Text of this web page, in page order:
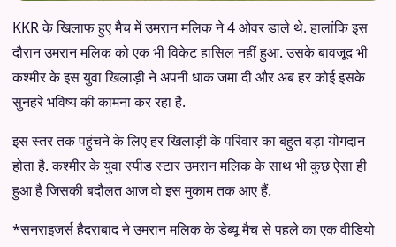
KKR के खिलाफ हुए मैच में उमरान मलिक ने 4 ओवर डाले थे. हालांकि इस
दौरान उमरान मलिक को एक भी विकेट हासिल नहीं हुआ. उसके बावजूद भी
कश्मीर के इस युवा खिलाड़ी ने अपनी धाक जमा दी और अब हर कोई इसके
सुनहरे भविष्य की कामना कर रहा है.
इस स्तर तक पहुंचने के लिए हर खिलाड़ी के परिवार का बहुत बड़ा योगदान
होता है. कश्मीर के युवा स्पीड स्टार उमरान मलिक के साथ भी कुछ ऐसा ही
हुआ है जिसकी बदौलत आज वो इस मुकाम तक आए हैं.
*सनराइजर्स हैदराबाद ने उमरान मलिक के डेब्यू मैच से पहले का एक वीडियो